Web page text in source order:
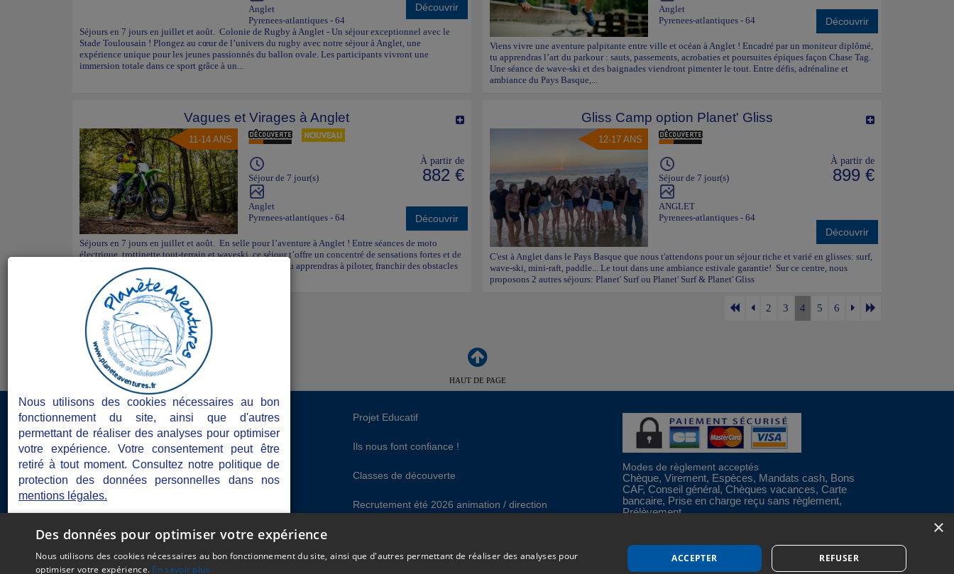
Anglet
Pyrenees-atlantiques - 64
Découvrir
Séjours en 7 jours en juillet et août. Colonie de Rugby à Anglet - Un séjour exceptionnel avec le
Stade Toulousain ! Plongez au cœur de l’univers du rugby avec notre séjour à Anglet, une
expérience unique pour les jeunes passionnés du ballon ovale. Les participants vivront une
immersion totale dans ce sport grâce à un...
Anglet
Pyrenees-atlantiques - 64
Découvrir
Viens vivre une aventure palpitante entre ville et océan à Anglet ! Encadré par un moniteur diplômé,
tu apprendras l’art du parkour : sauts, passements, acrobaties et poursuites épiques façon Chase Tag.
Une séance de wave-ski et des baignades viendront pimenter le tout. Entre défis, adrénaline et
ambiance du Pays Basque,...
Vagues et Virages à Anglet
11-14 ANS
Séjour de 7 jour(s)
Anglet
Pyrenees-atlantiques - 64
À partir de
882 €
Découvrir
Séjours en 7 jours en juillet et août. En selle pour l’aventure à Anglet ! Entre séances de moto
électrique, trottinette tout-terrain et waveski, ce séjour t’offre un concentré de sensations fortes et de
liberté au cœur du Pays Basque. Encadré par des pros, tu apprendras à piloter, franchir des obstacles
et explorer le...
Gliss Camp option Planet' Gliss
12-17 ANS
Séjour de 7 jour(s)
ANGLET
Pyrenees-atlantiques - 64
À partir de
899 €
Découvrir
C'est à Anglet dans le Pays Basque que nous t'attendons pour un séjour riche et varié en glisses: surf,
wave-ski, mini-raft, paddle... Le tout dans une ambiance estivale garantie! Sur ce centre, nous
proposons 2 autres séjours: Planet' Surf ou Planet' Surf & Planet' Gliss
2 3 4 5 6
HAUT DE PAGE
Accès Directeurs de séjours
Les atouts de Planète Aventures
Les documents obligatoires
Blogs de séjours
Projet Educatif
Ils nous font confiance !
Classes de découverte
Recrutement été 2026 animation / direction
Modes de règlement acceptés
Chèque, Virement, Espèces, Mandats cash, Bons
CAF, Conseil général, Chèques vacances, Carte
bancaire, Prise en charge reçu sans règlement,
Prélèvement
C.G.V Mentions Légales Plan du site Espace Professionnels Nous contacter
Nous utilisons des cookies nécessaires au bon
fonctionnement du site, ainsi que d'autres
permettant de réaliser des analyses pour optimiser
votre expérience. Votre consentement peut être
retiré à tout moment. Consultez notre politique de
protection des données personnelles dans nos
mentions légales.
×
Des données pour optimiser votre expérience
Nous utilisons des cookies nécessaires au bon fonctionnement du site, ainsi que d'autres permettant de réaliser des analyses pour
optimiser votre expérience. En savoir plus
ACCEPTER REFUSER